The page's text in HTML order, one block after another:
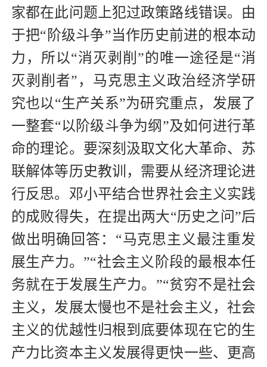
家都在此问题上犯过政策路线错误。由
于把“阶级斗争”当作历史前进的根本动
力，所以“消灭剥削”的唯一途径是“消
灭剥削者”，马克思主义政治经济学研
究也以“生产关系”为研究重点，发展了
一整套“以阶级斗争为纲”及如何进行革
命的理论。要深刻汲取文化大革命、苏
联解体等历史教训，需要从经济理论进
行反思。邓小平结合世界社会主义实践
的成败得失，在提出两大“历史之问”后
做出明确回答：“马克思主义最注重发
展生产力。”“社会主义阶段的最根本任
务就在于发展生产力。”“贫穷不是社会
主义，发展太慢也不是社会主义，社会
主义的优越性归根到底要体现在它的生
产力比资本主义发展得更快一些、更高